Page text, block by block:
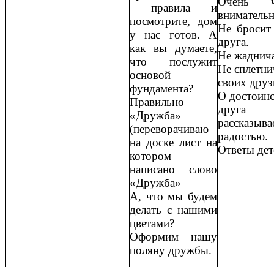
правила и
посмотрите, дом
у нас готов. А
как вы думаете,
что послужит
основой
фундамента?
Правильно
«Дружба»
(переворачиваю
на доске лист на
котором
написано слово
«Дружба»
А, что мы будем
делать с нашими
цветами?
Оформим нашу
поляну дружбы.
Не
друга.
Не
Не
своих
О
друга
радостью.
Ответы